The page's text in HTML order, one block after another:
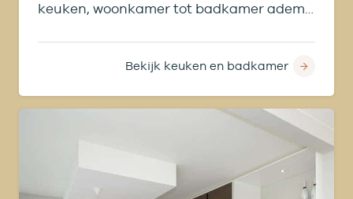
keuken, woonkamer tot badkamer ademt
materialen terug.
Bekijk keuken en badkamer